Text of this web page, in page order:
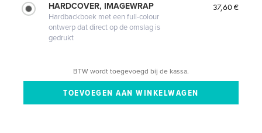
HARDCOVER, IMAGEWRAP
Hardbackboek met een full-colour
ontwerp dat direct op de omslag is
gedrukt
37,60 €
BTW wordt toegevoegd bij de kassa.